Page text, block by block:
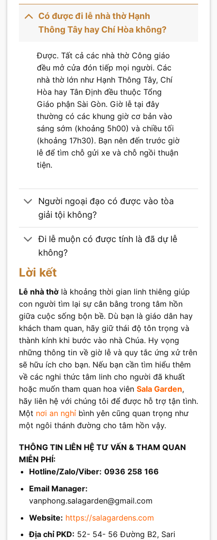
Có được đi lễ nhà thờ Hạnh
Thông Tây hay Chí Hòa không?
Được. Tất cả các nhà thờ Công giáo
đều mở cửa đón tiếp mọi người. Các
nhà thờ lớn như Hạnh Thông Tây, Chí
Hòa hay Tân Định đều thuộc Tổng
Giáo phận Sài Gòn. Giờ lễ tại đây
thường có các khung giờ cơ bản vào
sáng sớm (khoảng 5h00) và chiều tối
(khoảng 17h30). Bạn nên đến trước giờ
lễ để tìm chỗ gửi xe và chỗ ngồi thuận
tiện.
Người ngoại đạo có được vào tòa
giải tội không?
Đi lễ muộn có được tính là đã dự lễ
không?
Lời kết
Lễ nhà thờ là khoảng thời gian linh thiêng giúp
con người tìm lại sự cân bằng trong tâm hồn
giữa cuộc sống bộn bề. Dù bạn là giáo dân hay
khách tham quan, hãy giữ thái độ tôn trọng và
thành kính khi bước vào nhà Chúa. Hy vọng
những thông tin về giờ lễ và quy tắc ứng xử trên
sẽ hữu ích cho bạn. Nếu bạn cần tìm hiểu thêm
về các nghi thức tâm linh cho người đã khuất
hoặc muốn tham quan hoa viên Sala Garden,
hãy liên hệ với chúng tôi để được hỗ trợ tận tình.
Một nơi an nghỉ bình yên cũng quan trọng như
một ngôi thánh đường cho tâm hồn vậy.
THÔNG TIN LIÊN HỆ TƯ VẤN & THAM QUAN
MIỄN PHÍ:
Hotline/Zalo/Viber: 0936 258 166
Email Manager:
vanphong.salagarden@gmail.com
Website: https://salagardens.com
Địa chỉ PKD: 52- 54- 56 Đường B2, Sari